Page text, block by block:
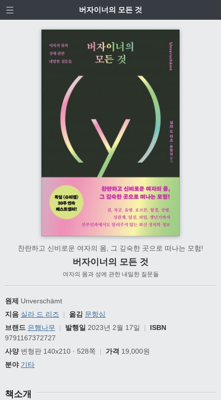
버자이너의 모든 것
찬란하고 신비로운 여자의 몸, 그 깊숙한 곳으로 떠나는 모험!
버자이너의 모든 것
여자의 몸과 성에 관한 내밀한 질문들
원제 Unverschämt
지음 실라 드 리즈 | 옮김 문항심
브랜드 은행나무 | 발행일 2023년 2월 17일 |
ISBN
9791167372727
사양변형판 140x210 · 528쪽 | 가격 19,000원
분야 기타
책소개